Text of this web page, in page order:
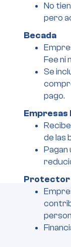
No
pero
Becada
Fee ni
Se
pago.
Empresas
de las
Pagan
Protector